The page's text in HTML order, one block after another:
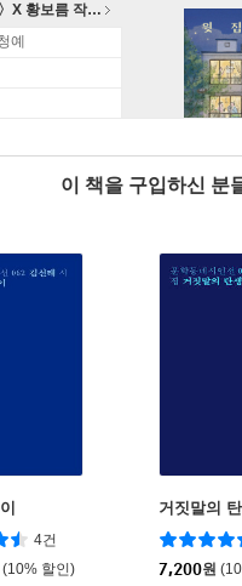
뮤지컬 〈휴남동 서점〉X 황보름 작가 북토크
예
이 책을 구입하신 분
4건
(10% 할인)
거짓말의
7,200원